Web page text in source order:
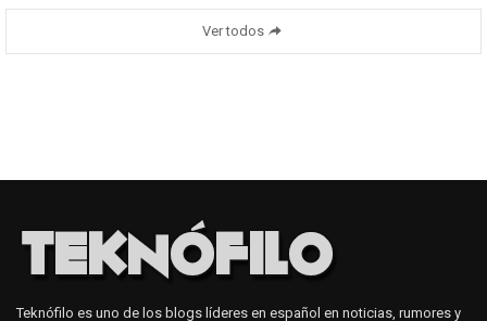
Ver todos
Teknófilo es uno de los blogs líderes en español en noticias, rumores y